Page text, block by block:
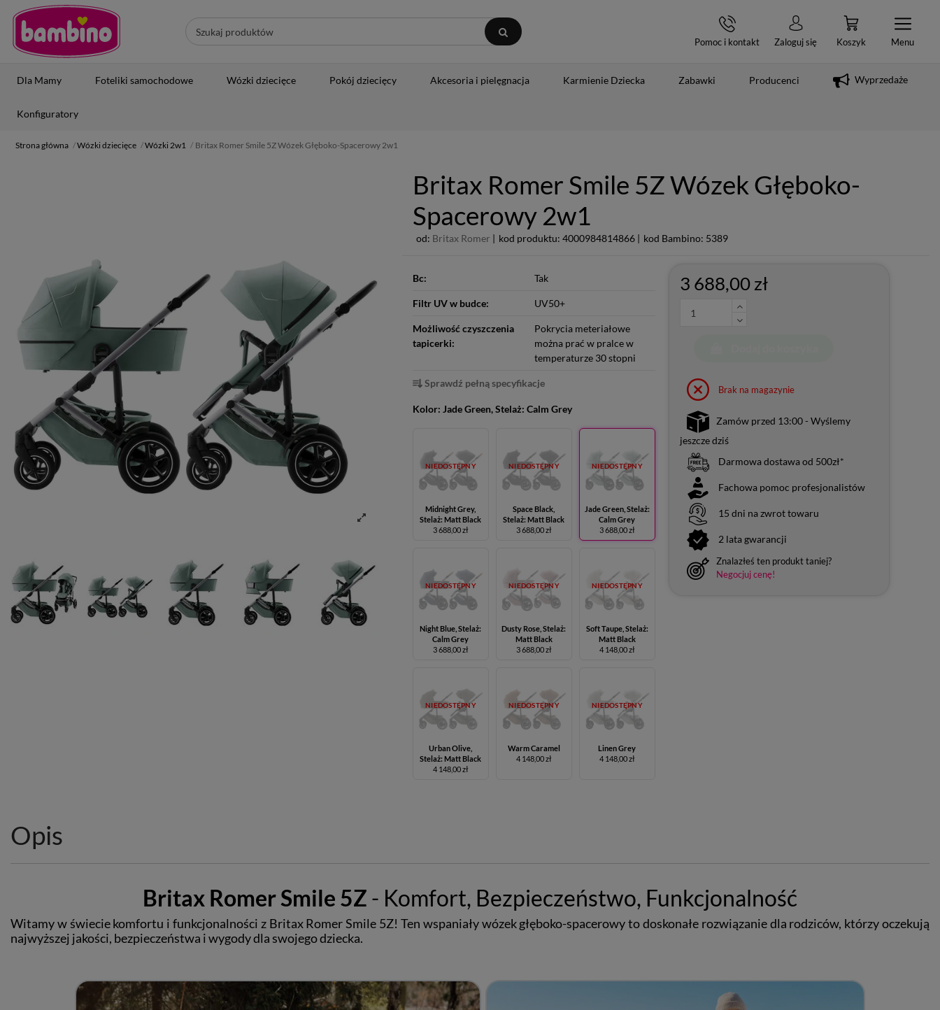
Pomoc i kontakt Zaloguj się Koszyk Menu
Dla Mamy Foteliki samochodowe Wózki dziecięce Pokój dziecięcy Akcesoria i pielęgnacja Karmienie Dziecka Zabawki Producenci Wyprzedaże
Konfiguratory
Strona główna Wózki dziecięce Wózki 2w1 Britax Romer Smile 5Z Wózek Głęboko-Spacerowy 2w1
Britax Romer Smile 5Z Wózek Głęboko-
Spacerowy 2w1
od: Britax Romer | kod produktu: 4000984814866 | kod Bambino: 5389
Bc: Tak
Filtr UV w budce: UV50+
Możliwość czyszczenia
tapicerki:
Pokrycia meteriałowe
można prać w pralce w
temperaturze 30 stopni
Sprawdź pełną specyfikacje
Kolor: Jade Green, Stelaż: Calm Grey
NIEDOSTĘPNY
Midnight Grey,
Stelaż: Matt Black
3 688,00 zł
NIEDOSTĘPNY
Space Black,
Stelaż: Matt Black
3 688,00 zł
NIEDOSTĘPNY
Jade Green, Stelaż:
Calm Grey
3 688,00 zł
NIEDOSTĘPNY
Night Blue, Stelaż:
Calm Grey
3 688,00 zł
NIEDOSTĘPNY
Dusty Rose, Stelaż:
Matt Black
3 688,00 zł
NIEDOSTĘPNY
Soft Taupe, Stelaż:
Matt Black
4 148,00 zł
NIEDOSTĘPNY
Urban Olive,
Stelaż: Matt Black
4 148,00 zł
NIEDOSTĘPNY
Warm Caramel
4 148,00 zł
NIEDOSTĘPNY
Linen Grey
4 148,00 zł
3 688,00 zł
Brak na magazynie
Zamów przed 13:00 - Wyślemy
jeszcze dziś
Darmowa dostawa od 500zł*
Fachowa pomoc profesjonalistów
15 dni na zwrot towaru
2 lata gwarancji
Znalazłeś ten produkt taniej?
Negocjuj cenę!
Opis
Britax Romer Smile 5Z - Komfort, Bezpieczeństwo, Funkcjonalność
Witamy w świecie komfortu i funkcjonalności z Britax Romer Smile 5Z! Ten wspaniały wózek głęboko-spacerowy to doskonałe rozwiązanie dla rodziców, którzy oczekują
najwyższej jakości, bezpieczeństwa i wygody dla swojego dziecka.